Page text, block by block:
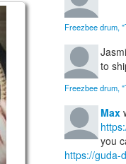
Freezbee drum,
to
Freezbee drum,
Max
you
https://guda-